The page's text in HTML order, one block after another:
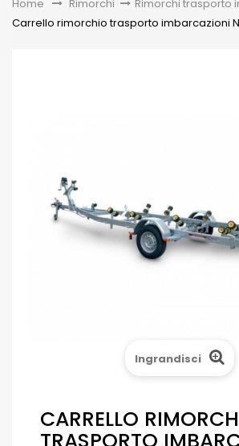
Home &gt;Rimorchi > Rimorchi trasporto
Carrello rimorchio trasporto imbarcazioni
Ingrandisci
CARRELLO